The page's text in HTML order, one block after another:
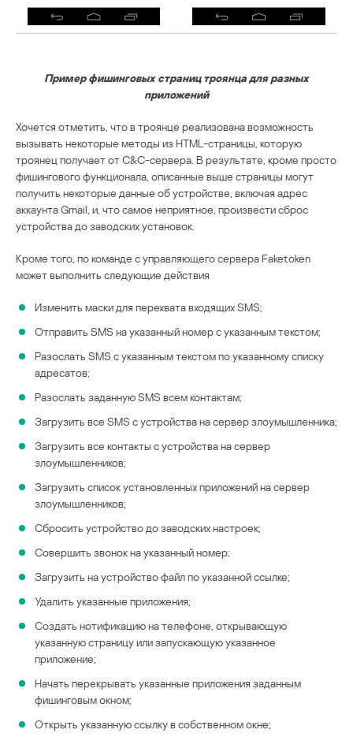
Пример фишинговых страниц троянца для разных
приложений
Хочется отметить, что в троянце реализована возможность
вызывать некоторые методы из HTML-страницы, которую
троянец получает от C&C-сервера. В результате, кроме просто
фишингового функционала, описанные выше страницы могут
получить некоторые данные об устройстве, включая адрес
аккаунта Gmail, и, что самое неприятное, произвести сброс
устройства до заводских установок.
Кроме того, по команде с управляющего сервера Faketoken
может выполнить следующие действия
Изменить маски для перехвата входящих SMS;
Отправить SMS на указанный номер с указанным текстом;
Разослать SMS с указанным текстом по указанному списку
адресатов;
Разослать заданную SMS всем контактам;
Загрузить все SMS с устройства на сервер злоумышленника;
Загрузить все контакты с устройства на сервер
злоумышленников;
Загрузить список установленных приложений на сервер
злоумышленников;
Сбросить устройство до заводских настроек;
Совершить звонок на указанный номер;
Загрузить на устройство файл по указанной ссылке;
Удалить указанные приложения;
Создать нотификацию на телефоне, открывающую
указанную страницу или запускающую указанное
приложение;
Начать перекрывать указанные приложения заданным
фишинговым окном;
Открыть указанную ссылку в собственном окне;